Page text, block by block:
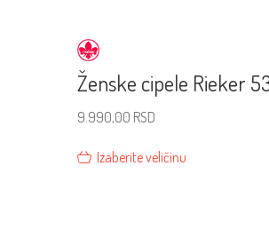
Ženske cipele Rieker
9.990,00 RSD
Izaberite veličinu